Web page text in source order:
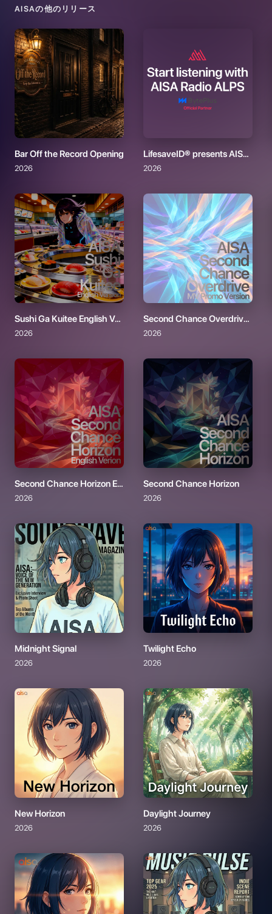
AISAの他のリリース
Bar Off the Record Opening
2026
LifesaveID® presents AISA Radio ALPS
2026
Sushi Ga Kuitee English Version
2026
Second Chance Overdrive - MV Promo Version
2026
Second Chance Horizon English Version
2026
Second Chance Horizon
2026
Midnight Signal
2026
Twilight Echo
2026
New Horizon
2026
Daylight Journey
2026